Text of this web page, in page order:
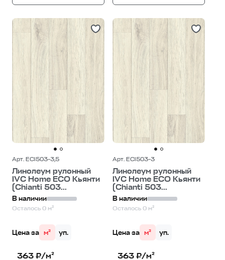
Арт. ECI503-3,5
Линолеум рулонный
IVC Home ECO Кьянти
(Chianti 503...
В наличии
Осталось 0 м²
Цена за м² уп.
363 ₽/м²
Арт. ECI503-3
Линолеум рулонный
IVC Home ECO Кьянти
(Chianti 503...
В наличии
Осталось 0 м²
Цена за м² уп.
363 ₽/м²